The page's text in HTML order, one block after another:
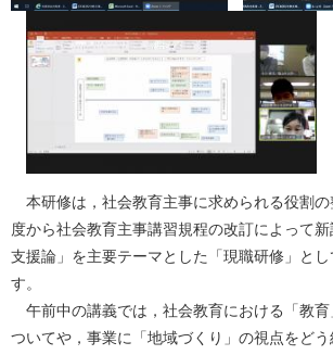
本研修は，社会教育主事に求められる役割
度から社会教育主事講習規程の改訂によって
支援論」を主要テーマとした「現職研修」と
す。
午前中の講義では，社会教育における「教育
ついてや，事業に「地域づくり」の視点をど